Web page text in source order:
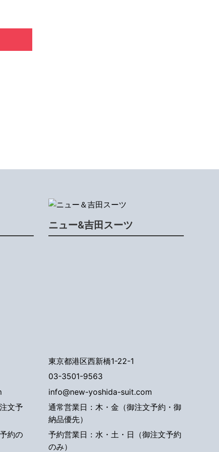
文予
約の
ニュー&吉田スーツ
東京都港区西新橋1-22-1
03-3501-9563
info@new-yoshida-suit.com
通常営業日：木・金（御注文予約・御
納品優先）
予約営業日：水・土・日（御注文予約
のみ）